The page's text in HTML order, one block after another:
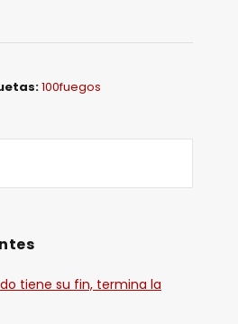
100fuegos
tiene su fin, termina la